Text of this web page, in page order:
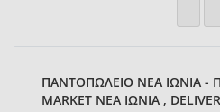
ΠΑΝΤΟΠΩΛΕΙΟ ΝΕΑ ΙΩΝΙΑ -
MARKET ΝΕΑ ΙΩΝΙΑ ,